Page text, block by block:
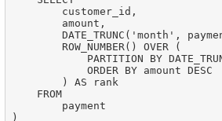
        customer_id,
        amount,
DATE_TRUNC('month',
        ROW_NUMBER() OVER (
PARTITION BY
            ORDER BY amount DESC
        ) AS rank
    FROM
        payment
)